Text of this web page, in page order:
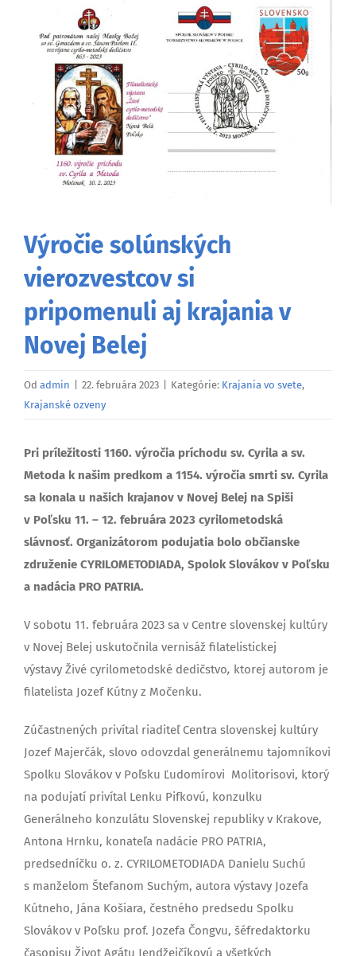
obrázok
Výročie solúnských
vierozvestcov si
pripomenuli aj krajania v
Novej Belej
Od admin 22. februára 2023 Kategórie: Krajania vo svete,
Krajanské ozveny
Pri príležitosti 1160. výročia príchodu sv. Cyrila a sv.
Metoda k našim predkom a 1154. výročia smrti sv. Cyrila
sa konala u našich krajanov v Novej Belej na Spiši
v Poľsku 11. – 12. februára 2023 cyrilometodská
slávnosť. Organizátorom podujatia bolo občianske
združenie CYRILOMETODIADA, Spolok Slovákov v Poľsku
a nadácia PRO PATRIA.
V sobotu 11. februára 2023 sa v Centre slovenskej kultúry
v Novej Belej uskutočnila vernisáž filatelistickej
výstavy Živé cyrilometodské dedičstvo, ktorej autorom je
filatelista Jozef Kútny z Močenku.
Zúčastnených privítal riaditeľ Centra slovenskej kultúry
Jozef Majerčák, slovo odovzdal generálnemu tajomníkovi
Spolku Slovákov v Poľsku Ľudomírovi Molitorisovi, ktorý
na podujatí privítal Lenku Pifkovú, konzulku
Generálneho konzulátu Slovenskej republiky v Krakove,
Antona Hrnku, konateľa nadácie PRO PATRIA,
predsedníčku o. z. CYRILOMETODIADA Danielu Suchú
s manželom Štefanom Suchým, autora výstavy Jozefa
Kútneho, Jána Košiara, čestného predsedu Spolku
Slovákov v Poľsku prof. Jozefa Čongvu, šéfredaktorku
časopisu Život Agátu Jendžejčíkovú a všetkých